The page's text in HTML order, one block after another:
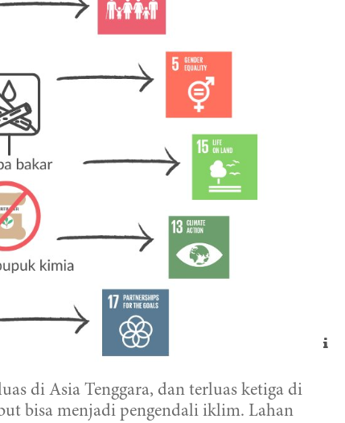
di Asia Tenggara, dan terluas ketiga di
bisa menjadi pengendali iklim. Lahan